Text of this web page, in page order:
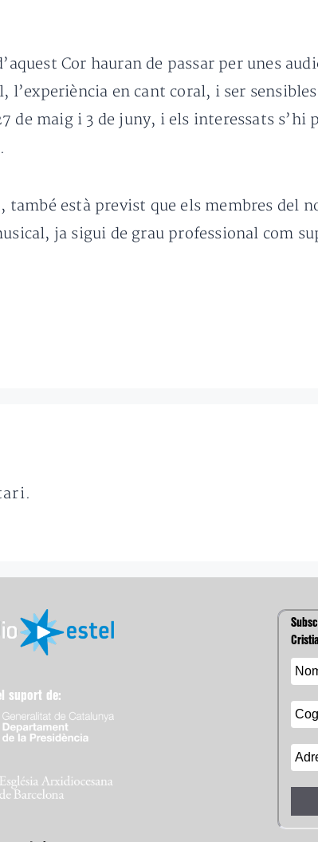
Cor hauran de passar per unes
l’experiència en cant coral, i ser
de maig i 3 de juny, i els interessats s’hi
.
també està previst que els membres del
ja sigui de grau professional com
suport de: